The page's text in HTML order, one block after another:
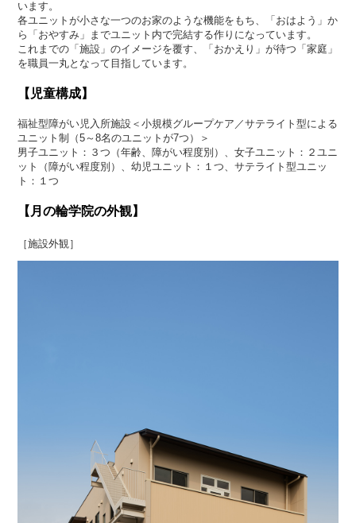
います。
各ユニットが小さな一つのお家のような機能をもち、「おはよう」か
ら「おやすみ」までユニット内で完結する作りになっています。
これまでの「施設」のイメージを覆す、「おかえり」が待つ「家庭」
を職員一丸となって目指しています。
【児童構成】
福祉型障がい児入所施設＜小規模グループケア／サテライト型による
ユニット制（5～8名のユニットが7つ）＞
男子ユニット：３つ（年齢、障がい程度別）、女子ユニット：２ユニ
ット（障がい程度別）、幼児ユニット：１つ、サテライト型ユニッ
ト：１つ
【月の輪学院の外観】
［施設外観］